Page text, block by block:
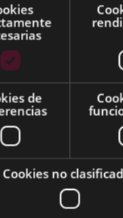
de
Cookies no